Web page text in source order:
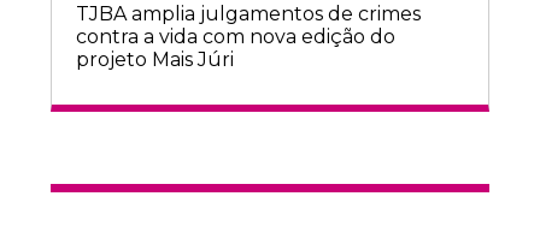
TJBA amplia julgamentos de crimes
contra a vida com nova edição do
projeto Mais Júri